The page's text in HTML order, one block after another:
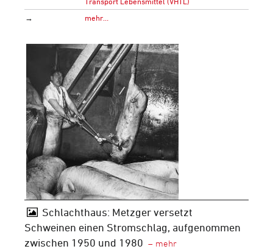
→
mehr…
Schlachthaus: Metzger versetzt
Schweinen einen Stromschlag, aufgenommen
zwischen 1950 und 1980